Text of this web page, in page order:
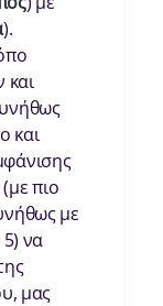
).
και
και
πιο
με
να
μας